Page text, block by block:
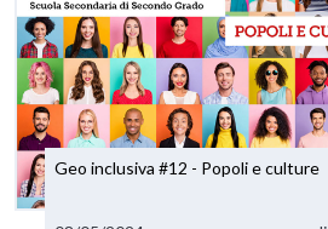
Geo inclusiva #12 - Popoli e culture